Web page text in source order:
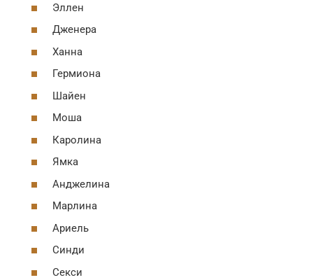
Эллен
Дженера
Ханна
Гермиона
Шайен
Моша
Каролина
Ямка
Анджелина
Марлина
Ариель
Синди
Секси